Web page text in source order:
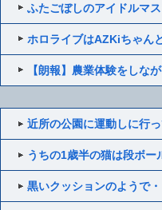
ふたごぼしのアイドルマ
ホロライブはAZKiちゃん
【朗報】農業体験をしな
近所の公園に運動しに行
うちの1歳半の猫は段ボー
黒いクッションのようで